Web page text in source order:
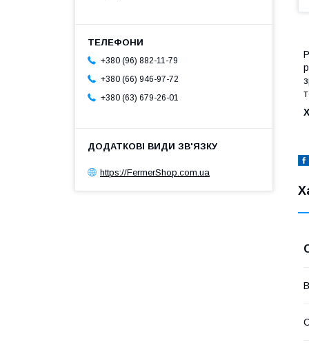
+380 (96) 882-11-79
+380 (66) 946-97-72
+380 (63) 679-26-01
https://FermerShop.com.ua